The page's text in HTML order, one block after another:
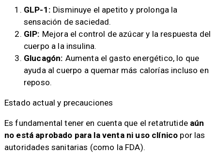
GLP-1: Disminuye el apetito y prolonga la
sensación de saciedad.
GIP: Mejora el control de azúcar y la respuesta del
cuerpo a la insulina.
Glucagón: Aumenta el gasto energético, lo que
ayuda al cuerpo a quemar más calorías incluso en
reposo.
Estado actual y precauciones
Es fundamental tener en cuenta que el retatrutide aún
no está aprobado para la venta ni uso clínico por las
autoridades sanitarias (como la FDA).